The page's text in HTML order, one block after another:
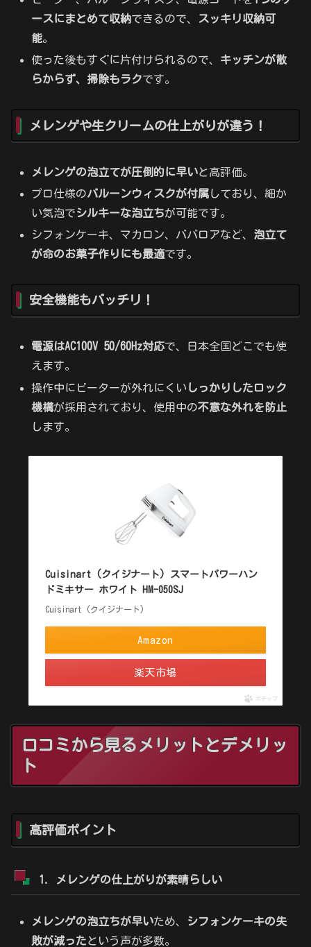
ースにまとめて収納できるので、
スッキリ収納可
能。
使った後もすぐに片付けられるので、 キッチンが散
らからず、掃除もラクです。
メレンゲや生クリームの仕上がりが違う！
メレンゲの泡立てが圧倒的に早いと高評価。
プロ仕様のバルーンウィスクが付属しており、細か
い気泡でシルキーな泡立ちが可能です。
シフォンケーキ、マカロン、ババロアなど、 泡立て
が命のお菓子作りにも最適です。
安全機能もバッチリ！
電源はAC100V 50/60Hz対応で、日本全国どこでも使
えます。
操作中にビーターが外れにくいしっかりしたロック
機構が採用されており、使用中の不意な外れを防止
します。
Cuisinart (クイジナート) スマートパワーハン
ドミキサー ホワイト HM-050SJ
Cuisinart (クイジナート)
Amazon
楽天市場
ポチップ
口コミから見るメリットとデメリッ
ト
高評価ポイント
1. メレンゲの仕上がりが素晴らしい
メレンゲの泡立ちが早いため、
シフォンケーキの失
敗が減ったという声が多数。